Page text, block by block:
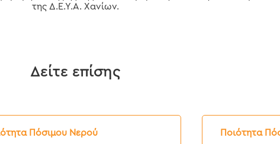
της Δ.Ε.Υ.Α. Χανίων.
Δείτε επίσης
Πόσιμου Νερού Ποιότητα
Έλεγχος
Ποιότητας